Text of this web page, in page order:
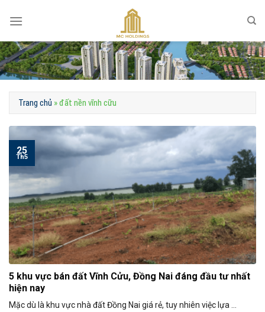
Trang chủ »đất nền vĩnh cữu
5 khu vực bán đất Vĩnh Cửu, Đồng Nai đáng đầu tư nhất
hiện nay
Mặc dù là khu vực nhà đất Đồng Nai giá rẻ, tuy nhiên việc lựa ...
25
Th5